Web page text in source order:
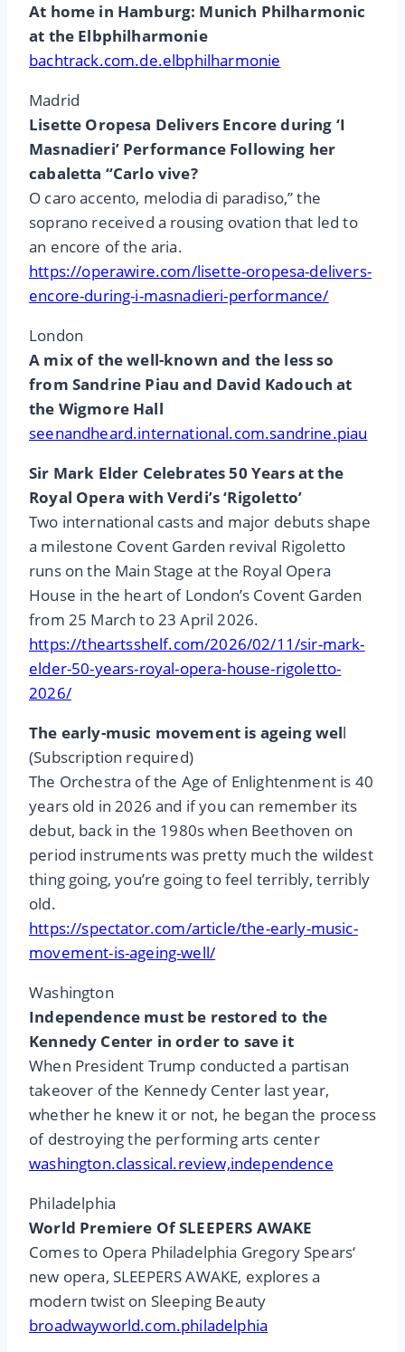
At home in Hamburg: Munich Philharmonic
at the Elbphilharmonie
bachtrack.com.de.elbphilharmonie
Madrid
Lisette Oropesa Delivers Encore during ‘I
Masnadieri’ Performance Following her
cabaletta “Carlo vive?
O caro accento, melodia di paradiso,” the
soprano received a rousing ovation that led to
an encore of the aria.
https://operawire.com/lisette-oropesa-delivers-
encore-during-i-masnadieri-performance/
London
A mix of the well-known and the less so
from Sandrine Piau and David Kadouch at
the Wigmore Hall
seenandheard.international.com.sandrine.piau
Sir Mark Elder Celebrates 50 Years at the
Royal Opera with Verdi’s ‘Rigoletto’
Two international casts and major debuts shape
a milestone Covent Garden revival Rigoletto
runs on the Main Stage at the Royal Opera
House in the heart of London’s Covent Garden
from 25 March to 23 April 2026.
https://theartsshelf.com/2026/02/11/sir-mark-
elder-50-years-royal-opera-house-rigoletto-
2026/
The early-music movement is ageing well
(Subscription required)
The Orchestra of the Age of Enlightenment is 40
years old in 2026 and if you can remember its
debut, back in the 1980s when Beethoven on
period instruments was pretty much the wildest
thing going, you’re going to feel terribly, terribly
old.
https://spectator.com/article/the-early-music-
movement-is-ageing-well/
Washington
Independence must be restored to the
Kennedy Center in order to save it
When President Trump conducted a partisan
takeover of the Kennedy Center last year,
whether he knew it or not, he began the process
of destroying the performing arts center
washington.classical.review,independence
Philadelphia
World Premiere Of SLEEPERS AWAKE
Comes to Opera Philadelphia Gregory Spears‘
new opera, SLEEPERS AWAKE, explores a
modern twist on Sleeping Beauty
broadwayworld.com.philadelphia